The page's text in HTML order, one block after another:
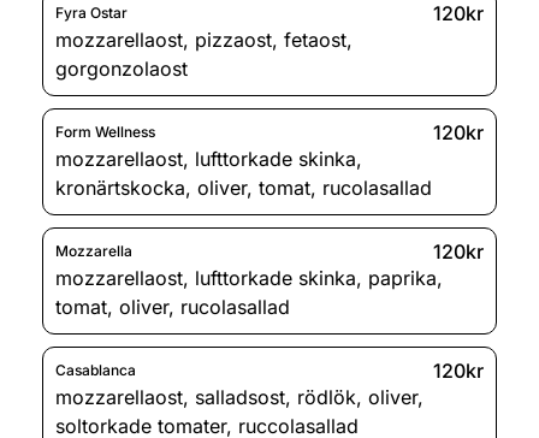
Fyra Ostar
120kr
mozzarellaost, pizzaost, fetaost,
gorgonzolaost
Form Wellness
120kr
mozzarellaost, lufttorkade skinka,
kronärtskocka, oliver, tomat, rucolasallad
Mozzarella
120kr
mozzarellaost, lufttorkade skinka, paprika,
tomat, oliver, rucolasallad
Casablanca
120kr
mozzarellaost, salladsost, rödlök, oliver,
soltorkade tomater, ruccolasallad